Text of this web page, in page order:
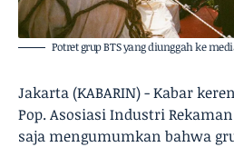
Potret grup BTS yang diunggah ke
Jakarta (KABARIN) - Kabar
Pop. Asosiasi Industri
saja mengumumkan bahwa